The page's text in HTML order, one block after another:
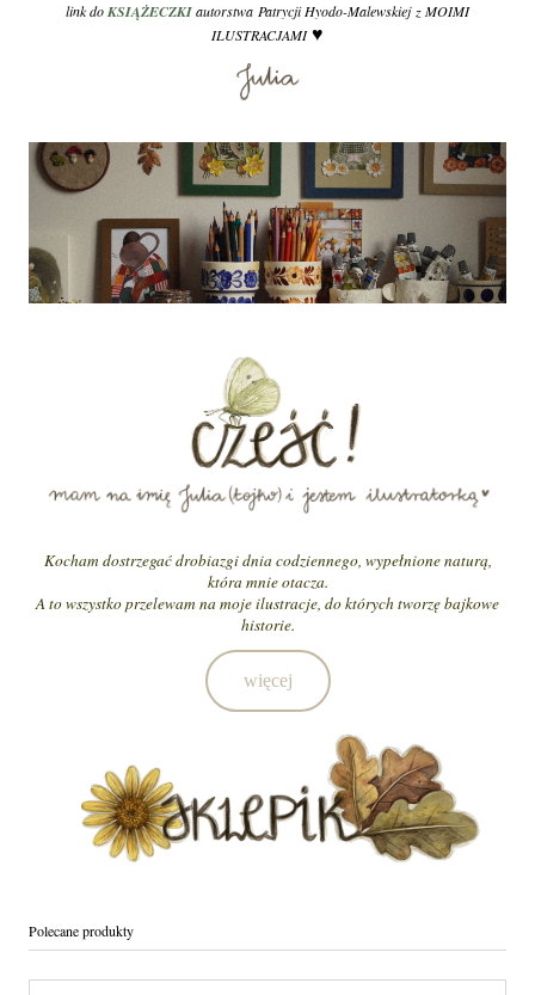
link doKSIĄŻECZKIautorstwa Patrycji Hyodo-Malewskiej z MOIMI
ILUSTRACJAMI♥
Kocham dostrzegać drobiazgi dnia codziennego, wypełnione naturą,
która mnie otacza.
A to wszystko przelewam na moje ilustracje, do których tworzę bajkowe
historie.
więcej
Polecane produkty